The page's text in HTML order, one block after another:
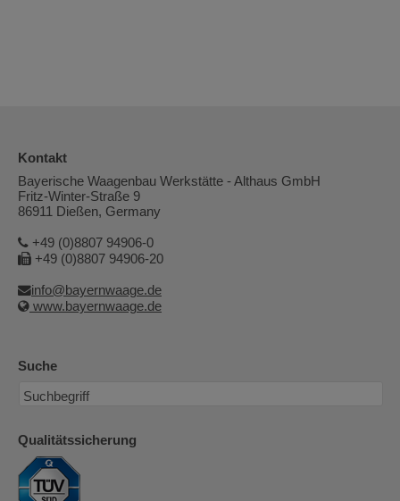
Kontakt
Bayerische Waagenbau Werkstätte - Althaus GmbH
Fritz-Winter-Straße 9
86911 Dießen, Germany
+49 (0)8807 94906-0
+49 (0)8807 94906-20
info@bayernwaage.de
www.bayernwaage.de
Suche
Qualitätssicherung